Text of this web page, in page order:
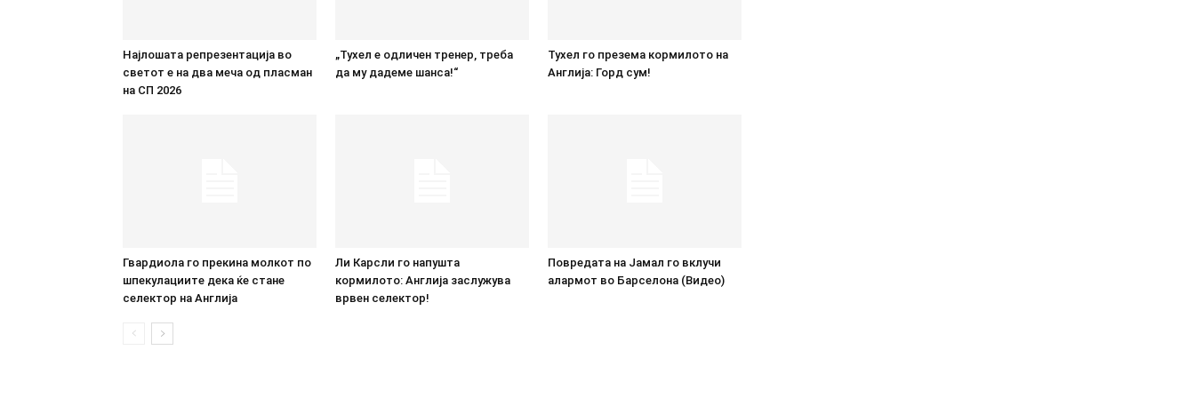
Најлошата репрезентација во
светот е на два меча од пласман
на СП 2026
„Тухел е одличен тренер, треба
да му дадеме шанса!“
Тухел го презема кормилото на
Англија: Горд сум!
Гвардиола го прекина молкот по
шпекулациите дека ќе стане
селектор на Англија
Ли Карсли го напушта
кормилото: Англија заслужува
врвен селектор!
Повредата на Јамал го вклучи
алармот во Барселона (Видео)